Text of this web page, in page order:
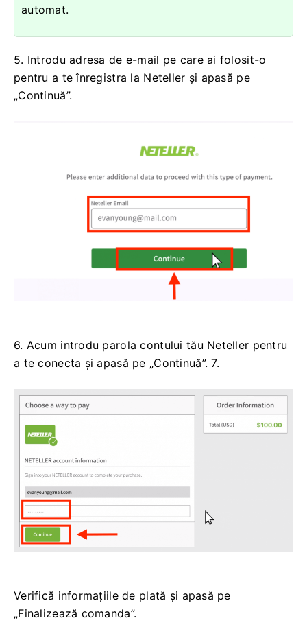
automat.
5. Introdu adresa de e-mail pe care ai folosit-o
pentru a te înregistra la Neteller și apasă pe
„Continuă”.
6. Acum introdu parola contului tău Neteller pentru
a te conecta și apasă pe „Continuă”. 7.
Verifică informațiile de plată și apasă pe
„Finalizează comanda”.